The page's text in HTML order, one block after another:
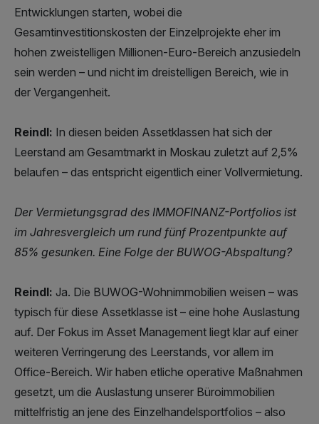
Entwicklungen starten, wobei die
Gesamtinvestitionskosten der Einzelprojekte eher im
hohen zweistelligen Millionen-Euro-Bereich anzusiedeln
sein werden – und nicht im dreistelligen Bereich, wie in
der Vergangenheit.
Reindl: In diesen beiden Assetklassen hat sich der
Leerstand am Gesamtmarkt in Moskau zuletzt auf 2,5%
belaufen – das entspricht eigentlich einer Vollvermietung.
Der Vermietungsgrad des IMMOFINANZ-Portfolios ist
im Jahresvergleich um rund fünf Prozentpunkte auf
85% gesunken. Eine Folge der BUWOG-Abspaltung?
Reindl: Ja. Die BUWOG-Wohnimmobilien weisen – was
typisch für diese Assetklasse ist – eine hohe Auslastung
auf. Der Fokus im Asset Management liegt klar auf einer
weiteren Verringerung des Leerstands, vor allem im
Office-Bereich. Wir haben etliche operative Maßnahmen
gesetzt, um die Auslastung unserer Büroimmobilien
mittelfristig an jene des Einzelhandelsportfolios – also